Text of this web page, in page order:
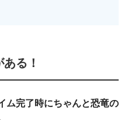
る！
ム完了時にちゃんと恐竜の